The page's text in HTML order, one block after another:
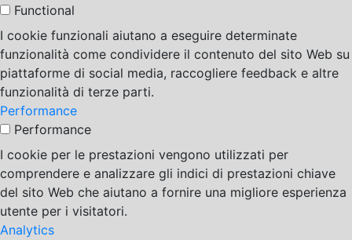
Functional
I cookie funzionali aiutano a eseguire determinate
funzionalità come condividere il contenuto del sito Web su
piattaforme di social media, raccogliere feedback e altre
funzionalità di terze parti.
Performance
Performance
I cookie per le prestazioni vengono utilizzati per
comprendere e analizzare gli indici di prestazioni chiave
del sito Web che aiutano a fornire una migliore esperienza
utente per i visitatori.
Analytics